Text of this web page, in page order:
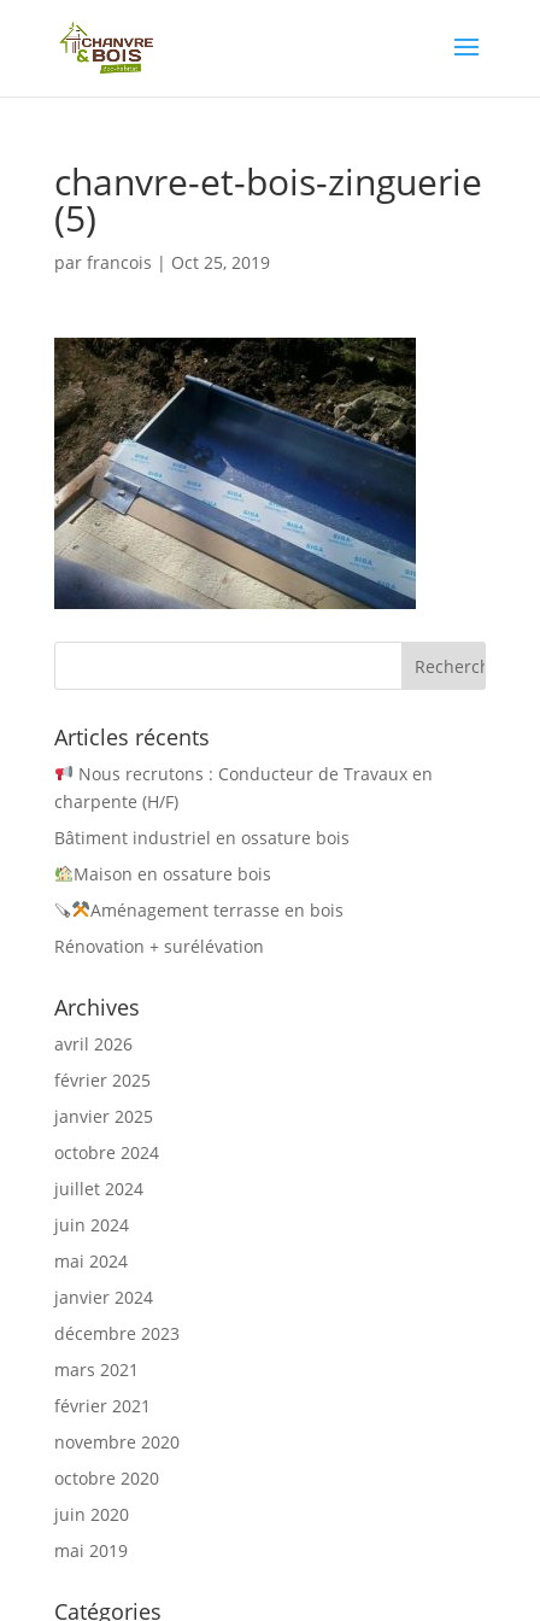
chanvre-et-bois-zinguerie
(5)
par francois | Oct 25, 2019
Articles récents
Nous recrutons : Conducteur de Travaux en
charpente (H/F)
Bâtiment industriel en ossature bois
Maison en ossature bois
🪚
Aménagement terrasse en bois
Rénovation + surélévation
Archives
avril 2026
février 2025
janvier 2025
octobre 2024
juillet 2024
juin 2024
mai 2024
janvier 2024
décembre 2023
mars 2021
février 2021
novembre 2020
octobre 2020
juin 2020
mai 2019
Catégories